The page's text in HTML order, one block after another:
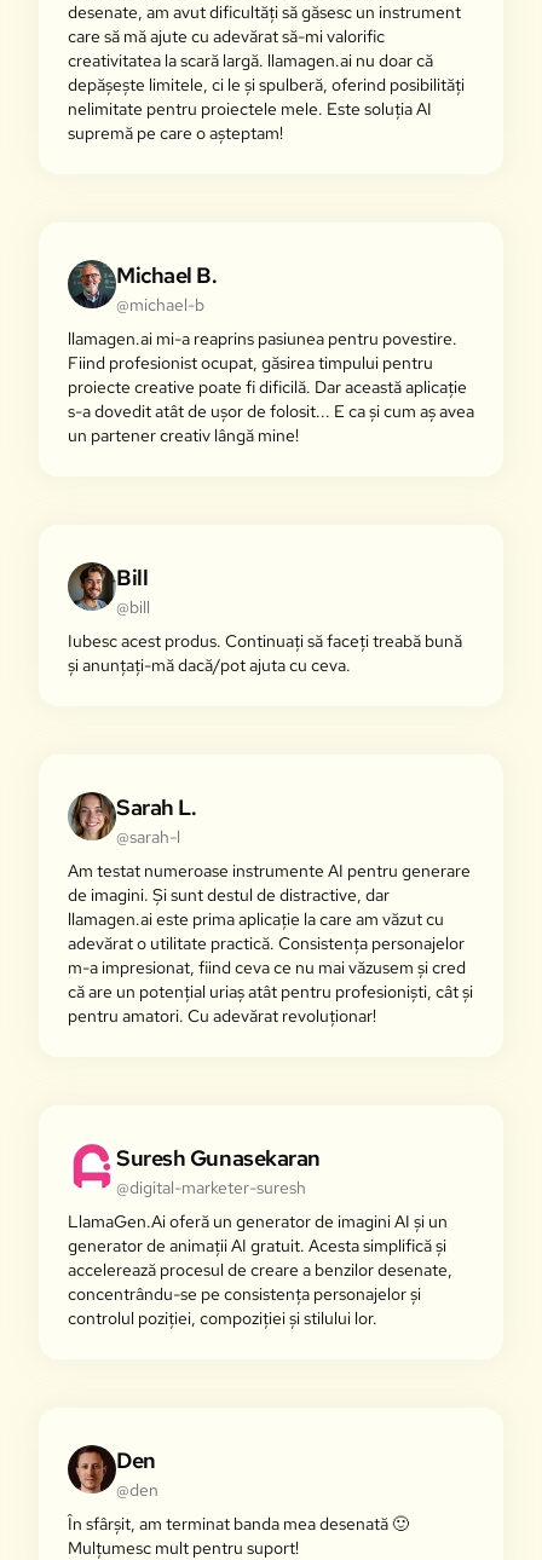
desenate, am avut dificultăți să găsesc un instrument
care să mă ajute cu adevărat să-mi valorific
creativitatea la scară largă. llamagen.ai nu doar că
depășește limitele, ci le și spulberă, oferind posibilități
nelimitate pentru proiectele mele. Este soluția AI
supremă pe care o așteptam!
Michael B.
@michael-b
llamagen.ai mi-a reaprins pasiunea pentru povestire.
Fiind profesionist ocupat, găsirea timpului pentru
proiecte creative poate fi dificilă. Dar această aplicație
s-a dovedit atât de ușor de folosit... E ca și cum aș avea
un partener creativ lângă mine!
Bill
@bill
Iubesc acest produs. Continuați să faceți treabă bună
și anunțați-mă dacă/pot ajuta cu ceva.
Sarah L.
@sarah-l
Am testat numeroase instrumente AI pentru generare
de imagini. Și sunt destul de distractive, dar
llamagen.ai este prima aplicație la care am văzut cu
adevărat o utilitate practică. Consistența personajelor
m-a impresionat, fiind ceva ce nu mai văzusem și cred
că are un potențial uriaș atât pentru profesioniști, cât și
pentru amatori. Cu adevărat revoluționar!
Suresh Gunasekaran
@digital-marketer-suresh
LlamaGen.Ai oferă un generator de imagini AI și un
generator de animații AI gratuit. Acesta simplifică și
accelerează procesul de creare a benzilor desenate,
concentrându-se pe consistența personajelor și
controlul poziției, compoziției și stilului lor.
Den
@den
În sfârșit, am terminat banda mea desenată 🙂
Mulțumesc mult pentru suport!